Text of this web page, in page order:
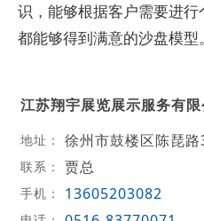
识，能够根据客户需要进
都能够得到满意的沙盘模型。
江苏翔宇展览展示服务有限
地址： 徐州市鼓楼区陈琵路
联系： 贾总
手机： 13605203082